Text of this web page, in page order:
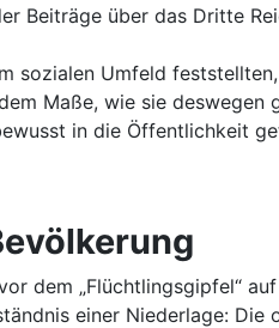
Beiträge über das Dritte
sozialen Umfeld
Maße, wie sie
in die Öffentlichkeit
dem „Flüchtlingsgipfel“
einer Niederlage: